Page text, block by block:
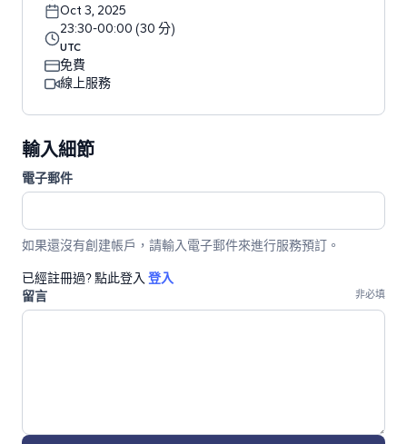
Oct 3, 2025
23:30-00:00 (30 分)
UTC
免費
線上服務
輸入細節
電子郵件
如果還沒有創建帳戶，請輸入電子郵件來進行服務預訂。
已經註冊過? 點此登入 登入
留言
非必填